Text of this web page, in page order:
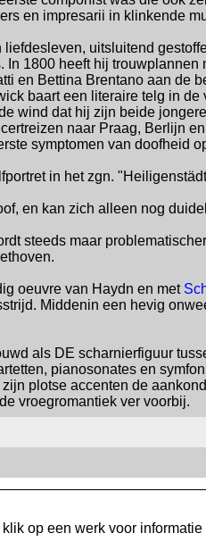
en impresarii in klinkende
uitsluitend
In 1800 heeft hij
en Bettina Brentano aan de
baart een literaire telg in
wind dat hij zijn beide
naar Praag, Berlijn
symptomen van doofheid
in het zgn.
en kan zich alleen nog
steeds maar
oeuvre van Haydn en met
Middenin een hevig
als DE scharnierfiguur
pianosonates en
plotse accenten de
vroegromantiek ver voorbij.
op een werk voor